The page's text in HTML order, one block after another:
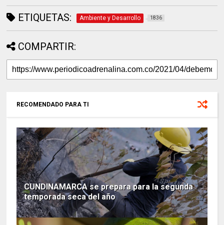
ETIQUETAS: Ambiente y Desarrollo 1836
COMPARTIR:
RECOMENDADO PARA TI
CUNDINAMARCA se prepara para la segunda
temporada seca del año